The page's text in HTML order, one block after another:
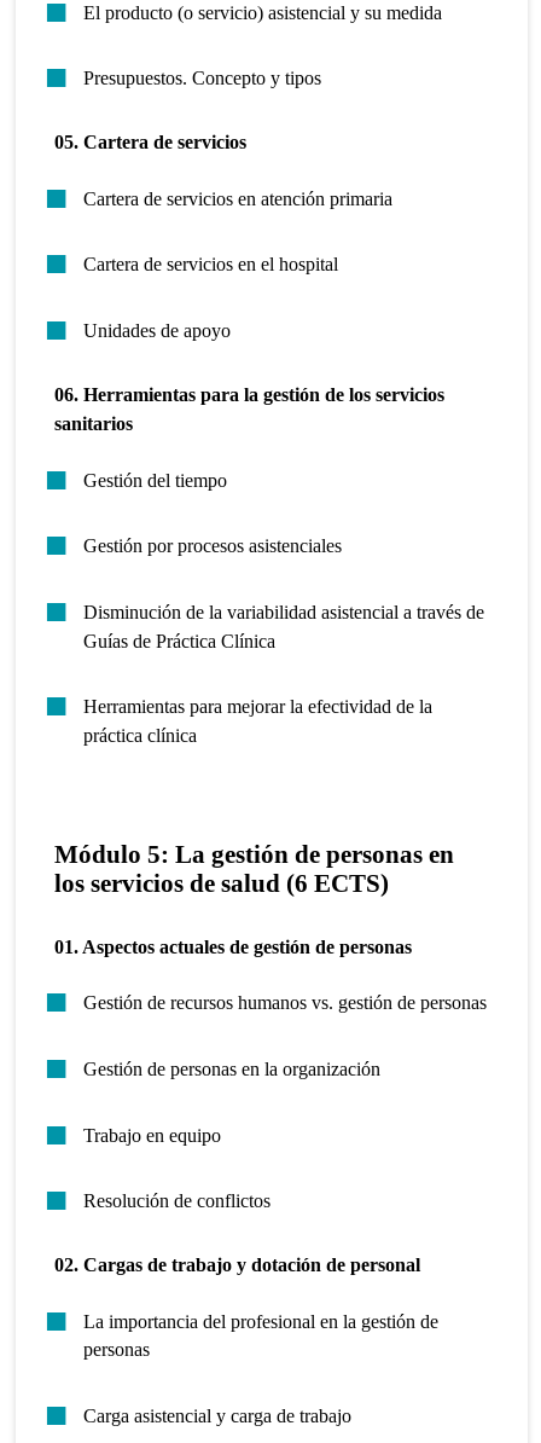
El producto (o servicio) asistencial y su medida
Presupuestos. Concepto y tipos
05. Cartera de servicios
Cartera de servicios en atención primaria
Cartera de servicios en el hospital
Unidades de apoyo
06. Herramientas para la gestión de los servicios
sanitarios
Gestión del tiempo
Gestión por procesos asistenciales
Disminución de la variabilidad asistencial a través de
Guías de Práctica Clínica
Herramientas para mejorar la efectividad de la
práctica clínica
Módulo 5: La gestión de personas en
los servicios de salud (6 ECTS)
01. Aspectos actuales de gestión de personas
Gestión de recursos humanos vs. gestión de personas
Gestión de personas en la organización
Trabajo en equipo
Resolución de conflictos
02. Cargas de trabajo y dotación de personal
La importancia del profesional en la gestión de
personas
Carga asistencial y carga de trabajo